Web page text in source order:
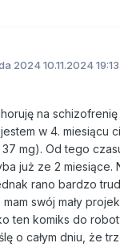
202410.11.2024 19:13
na
w 4. miesiącu
mg). Od tego
już ze 2
rano bardzo
swój mały
ten komiks do
o całym dniu, że